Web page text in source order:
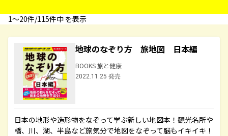
1〜20件/115件中 を表示
地球のなぞり方 旅地図 日本編
BOOKS 旅と健康
2022.11.25 発売
日本の地形や造形物をなぞって学ぶ新しい地図本！観光名所や
橋、川、湖、半島など旅気分で地図をなぞって脳もイキイキ！